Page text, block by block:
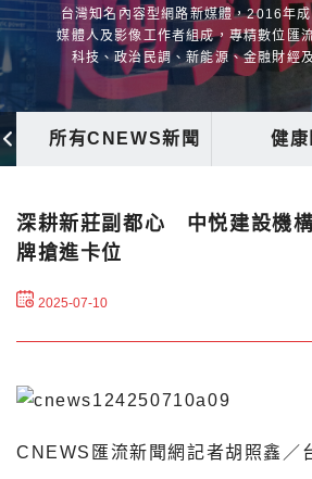
台灣知名內容型網路新媒體，2016年
媒體人及影像工作者組成，專精數位匯
科技、政治民調、新能源、金融財經
所有CNEWS新聞 健康
深耕新莊副都心 中悦建設機
牌搶進卡位
2025-07-10
CNEWS匯流新聞網記者胡照鑫／